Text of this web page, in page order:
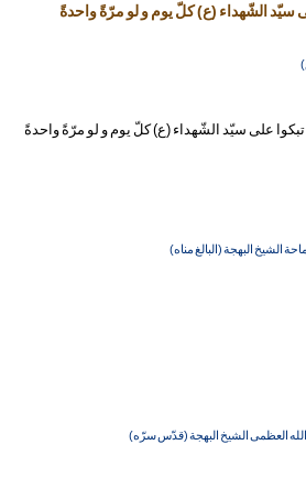
الشّهداء (ع) كلّ يوم و لو مرّةً واحدةً
الشيخ البهجة (البالغ مناه)
العظمى الشيخ البهجة (قدّس سرّه)